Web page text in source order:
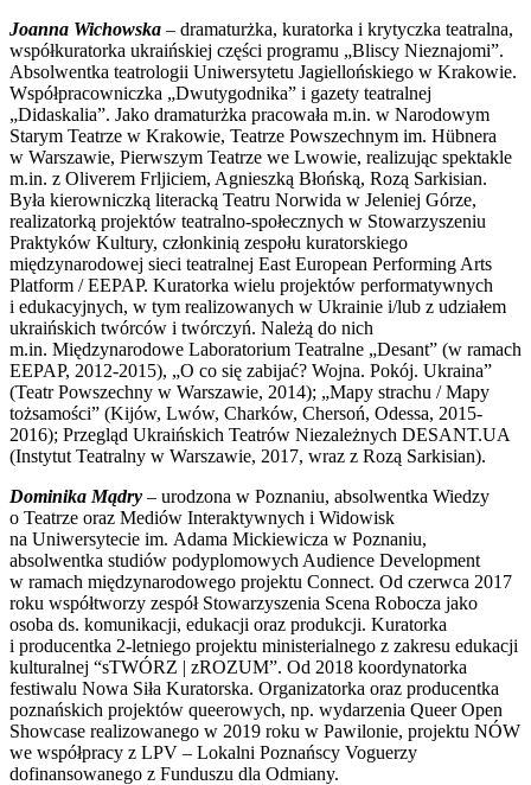
Joanna Wichowska – dramaturżka, kuratorka i krytyczka teatralna,
współkuratorka ukraińskiej części programu „Bliscy Nieznajomi”.
Absolwentka teatrologii Uniwersytetu Jagiellońskiego w Krakowie.
Współpracowniczka „Dwutygodnika” i gazety teatralnej
„Didaskalia”. Jako dramaturżka pracowała m.in. w Narodowym
Starym Teatrze w Krakowie, Teatrze Powszechnym im. Hübnera
w Warszawie, Pierwszym Teatrze we Lwowie, realizując spektakle
m.in. z Oliverem Frljiciem, Agnieszką Błońską, Rozą Sarkisian.
Była kierowniczką literacką Teatru Norwida w Jeleniej Górze,
realizatorką projektów teatralno-społecznych w Stowarzyszeniu
Praktyków Kultury, członkinią zespołu kuratorskiego
międzynarodowej sieci teatralnej East European Performing Arts
Platform / EEPAP. Kuratorka wielu projektów performatywnych
i edukacyjnych, w tym realizowanych w Ukrainie i/lub z udziałem
ukraińskich twórców i twórczyń. Należą do nich
m.in. Międzynarodowe Laboratorium Teatralne „Desant” (w ramach
EEPAP, 2012-2015), „O co się zabijać? Wojna. Pokój. Ukraina”
(Teatr Powszechny w Warszawie, 2014); „Mapy strachu / Mapy
tożsamości” (Kijów, Lwów, Charków, Chersoń, Odessa, 2015-
2016); Przegląd Ukraińskich Teatrów Niezależnych DESANT.UA
(Instytut Teatralny w Warszawie, 2017, wraz z Rozą Sarkisian).
Dominika Mądry – urodzona w Poznaniu, absolwentka Wiedzy
o Teatrze oraz Mediów Interaktywnych i Widowisk
na Uniwersytecie im. Adama Mickiewicza w Poznaniu,
absolwentka studiów podyplomowych Audience Development
w ramach międzynarodowego projektu Connect. Od czerwca 2017
roku współtworzy zespół Stowarzyszenia Scena Robocza jako
osoba ds. komunikacji, edukacji oraz produkcji. Kuratorka
i producentka 2-letniego projektu ministerialnego z zakresu edukacji
kulturalnej “sTWÓRZ | zROZUM”. Od 2018 koordynatorka
festiwalu Nowa Siła Kuratorska. Organizatorka oraz producentka
poznańskich projektów queerowych, np. wydarzenia Queer Open
Showcase realizowanego w 2019 roku w Pawilonie, projektu NÓW
we współpracy z LPV – Lokalni Poznańscy Voguerzy
dofinansowanego z Funduszu dla Odmiany.